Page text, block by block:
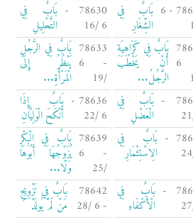
78629 - 6 بَابٌ فِي
الشِّغَارِ
78630 -
6 /16
بَابٌ فِي
التَّحْلِيلِ
- 6
بَابٌ فِي كَرَاهِيَةِ
أَنْ يَخْطُبَ
الرَّجُلُ...
78633
- 6
/19
بَابٌ فِي الرَّجُلِ
يَنْظُرُ إِلَى
الْمَرْأَةِ...
78635 - بَابٌ فِي
الْعَضْلِ
78636 -
6 /22
بَابٌ إِذَا
أَنْكَحَ الْوَلِيَّانِ
78638 - بَابٌ فِي
الِاسْتِئْمَارِ
78639
- 6
/25
بَابٌ فِي الْبِكْرِ
يُزَوِّجُهَا أَبُوهَا
وَلَا...
78641 - بَابٌ فِي
الْأَكْفَاءِ
78642
- 6 /28
بَابٌ فِي تَزْوِيجِ
مَنْ لَمْ يُولَدْ